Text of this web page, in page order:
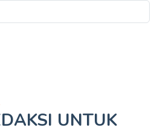
UNTUK